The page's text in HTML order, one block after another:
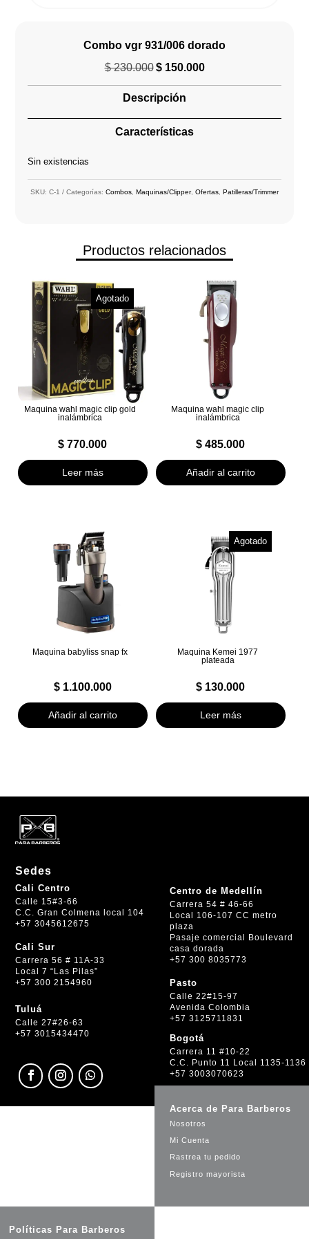
Combo vgr 931/006 dorado
$230.000 El
original
$ 230.000.
$150.000El
Descripción
Características
Sin existencias
SKU: C-1 Categorías: Combos Maquinas/Clipper, Ofertas Patilleras/Trimmer
Productos relacionados
Agotado
Maquina wahl magic clip gold
inalámbrica
$ 770.000
Leer más
Maquina wahl magic clip
inalámbrica
$ 485.000
Añadir al carrito
Maquina babyliss snap fx
$1.100.000
Añadir al carrito
Agotado
Maquina Kemei 1977
plateada
$ 130.000
Leer más
Sedes
Cali Centro
Calle 15#3-66
C.C. Gran Colmena local 104
+57 3045612675
Cali Sur
Carrera 56 # 11A-33
Local 7 “Las Pilas”
+57 300 2154960
Tuluá
Calle 27#26-63
+57 3015434470
Centro de Medellín
Carrera 54 # 46-66
Local 106-107 CC metro
plaza
Pasaje comercial Boulevard
casa dorada
+57 300 8035773
Pasto
Calle 22#15-97
Avenida Colombia
+57 3125711831
Bogotá
Carrera 11 #10-22
C.C. Punto 11 Local 1135-1136
+57 3003070623
Acerca de Para Barberos
Nosotros
Mi Cuenta
Rastrea tu pedido
Registro mayorista
Políticas Para Barberos